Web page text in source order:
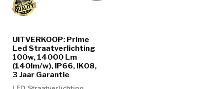
UITVERKOOP: Prime
Led Straatverlichting
100w, 14000 Lm
(140lm/w), IP66, IK08,
3 Jaar Garantie